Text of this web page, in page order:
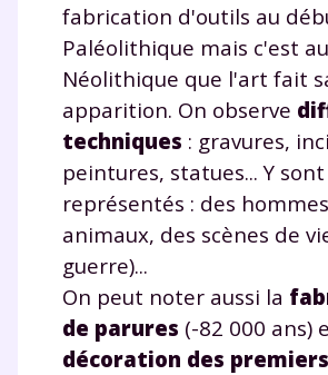
fabrication d'outils au
Paléolithique mais c'est au
Néolithique que l'art fait
apparition. On observe
techniques : gravures,
peintures, statues... Y sont
représentés : des
animaux, des scènes de
guerre)...
On peut noter aussi la
de parures (-82 000 ans)
décoration des premiers